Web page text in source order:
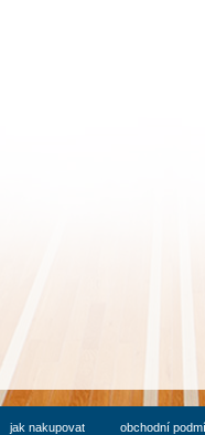
jak nakupovat obchodní